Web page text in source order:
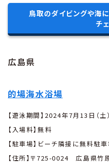
鳥取のダイビングや海
チ
広島県
的場海水浴場
【遊泳期間】2024年7月13日（
【入場料】無料
【駐車場】ビーチ隣接に無料駐車
【住所】〒725-0024 広島県竹